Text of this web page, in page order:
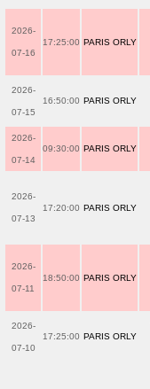
2026-
07-16
17:25:00 PARIS ORLY
2026-
07-15
16:50:00 PARIS ORLY
2026-
07-14
09:30:00 PARIS ORLY
2026-
07-13
17:20:00 PARIS ORLY
2026-
07-11
18:50:00 PARIS ORLY
2026-
07-10
17:25:00 PARIS ORLY